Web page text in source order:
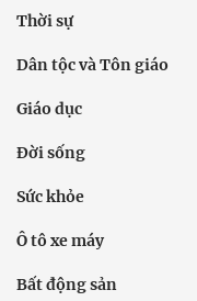
Thời sự
Dân tộc và Tôn giáo
Giáo dục
Đời sống
Sức khỏe
Ô tô xe máy
Bất động sản